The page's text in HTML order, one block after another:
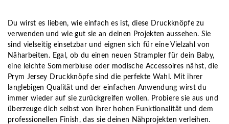
Du wirst es lieben, wie einfach es ist, diese Druckknöpfe zu
verwenden und wie gut sie an deinen Projekten aussehen. Sie
sind vielseitig einsetzbar und eignen sich für eine Vielzahl von
Näharbeiten. Egal, ob du einen neuen Strampler für dein Baby,
eine leichte Sommerbluse oder modische Accessoires nähst, die
Prym Jersey Druckknöpfe sind die perfekte Wahl. Mit ihrer
langlebigen Qualität und der einfachen Anwendung wirst du
immer wieder auf sie zurückgreifen wollen. Probiere sie aus und
überzeuge dich selbst von ihrer hohen Funktionalität und dem
professionellen Finish, das sie deinen Nähprojekten verleihen.